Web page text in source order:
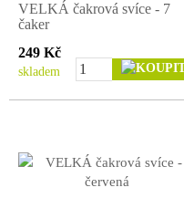
VELKÁ čakrová svíce - 7
čaker
249 Kč
skladem